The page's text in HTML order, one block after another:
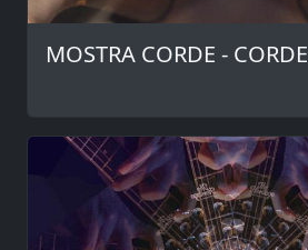
MOSTRA CORDE - CORDE